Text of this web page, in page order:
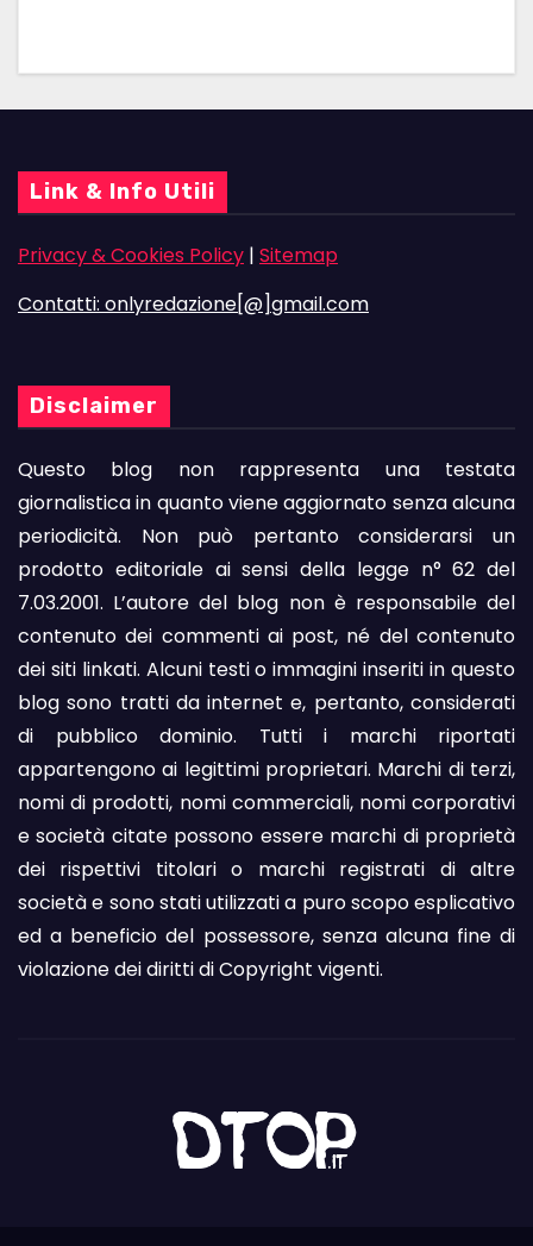
Link & Info Utili
Privacy & Cookies Policy | Sitemap
Contatti: onlyredazione[@]gmail.com
Disclaimer
Questo blog non rappresenta una testata
giornalistica in quanto viene aggiornato senza alcuna
periodicità. Non può pertanto considerarsi un
prodotto editoriale ai sensi della legge n° 62 del
7.03.2001. L’autore del blog non è responsabile del
contenuto dei commenti ai post, né del contenuto
dei siti linkati. Alcuni testi o immagini inseriti in questo
blog sono tratti da internet e, pertanto, considerati
di pubblico dominio. Tutti i marchi riportati
appartengono ai legittimi proprietari. Marchi di terzi,
nomi di prodotti, nomi commerciali, nomi corporativi
e società citate possono essere marchi di proprietà
dei rispettivi titolari o marchi registrati di altre
società e sono stati utilizzati a puro scopo esplicativo
ed a beneficio del possessore, senza alcuna fine di
violazione dei diritti di Copyright vigenti.